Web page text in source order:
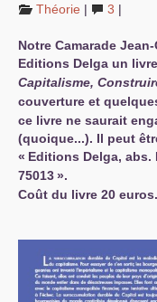
Théorie | 3 |
Notre Camarade
Editions Delga un
Capitalisme,
couverture et
ce livre ne saurait
(quoique...). Il peut
« Editions Delga, abs.
75013».
Coût du livre 20 euros.